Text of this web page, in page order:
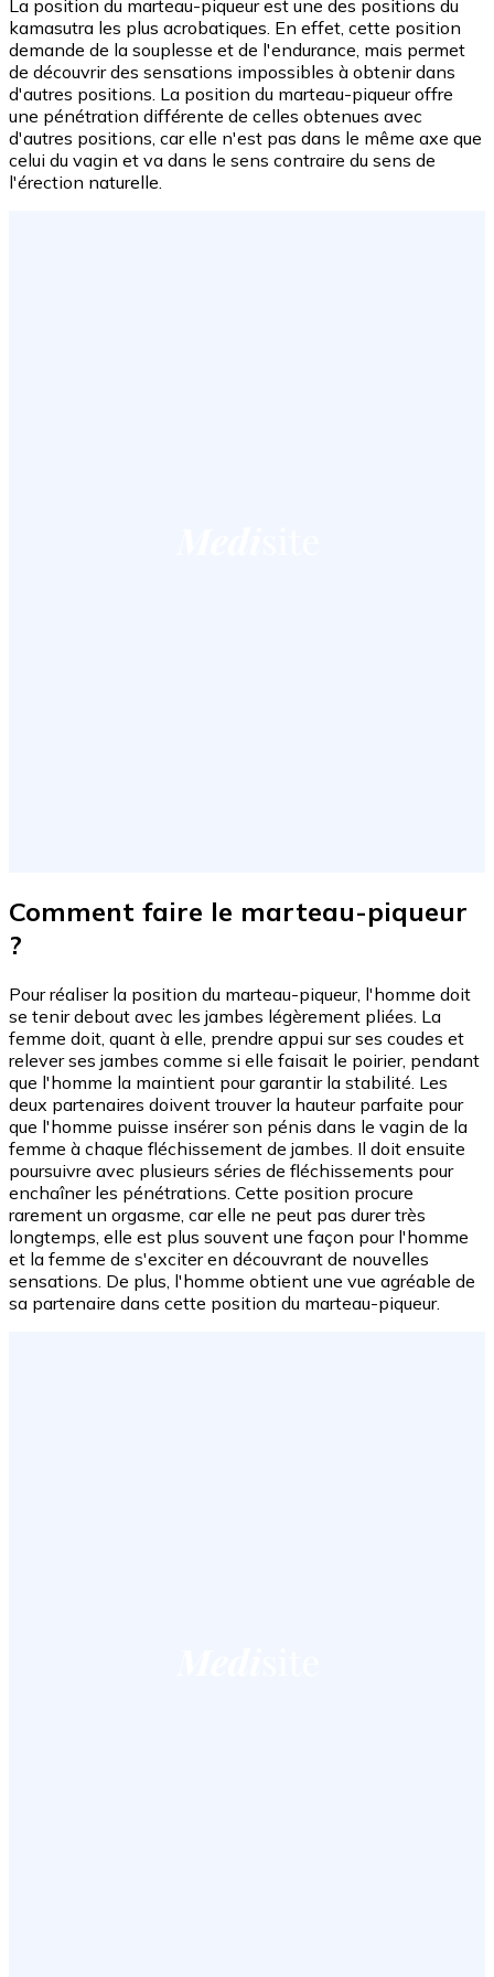
La position du marteau-piqueur est une des positions du
kamasutra les plus acrobatiques. En effet, cette position
demande de la souplesse et de l'endurance, mais permet
de découvrir des sensations impossibles à obtenir dans
d'autres positions. La position du marteau-piqueur offre
une pénétration différente de celles obtenues avec
d'autres positions, car elle n'est pas dans le même axe que
celui du vagin et va dans le sens contraire du sens de
l'érection naturelle.
Comment faire le marteau-piqueur
?
Pour réaliser la position du marteau-piqueur, l'homme doit
se tenir debout avec les jambes légèrement pliées. La
femme doit, quant à elle, prendre appui sur ses coudes et
relever ses jambes comme si elle faisait le poirier, pendant
que l'homme la maintient pour garantir la stabilité. Les
deux partenaires doivent trouver la hauteur parfaite pour
que l'homme puisse insérer son pénis dans le vagin de la
femme à chaque fléchissement de jambes. Il doit ensuite
poursuivre avec plusieurs séries de fléchissements pour
enchaîner les pénétrations. Cette position procure
rarement un orgasme, car elle ne peut pas durer très
longtemps, elle est plus souvent une façon pour l'homme
et la femme de s'exciter en découvrant de nouvelles
sensations. De plus, l'homme obtient une vue agréable de
sa partenaire dans cette position du marteau-piqueur.